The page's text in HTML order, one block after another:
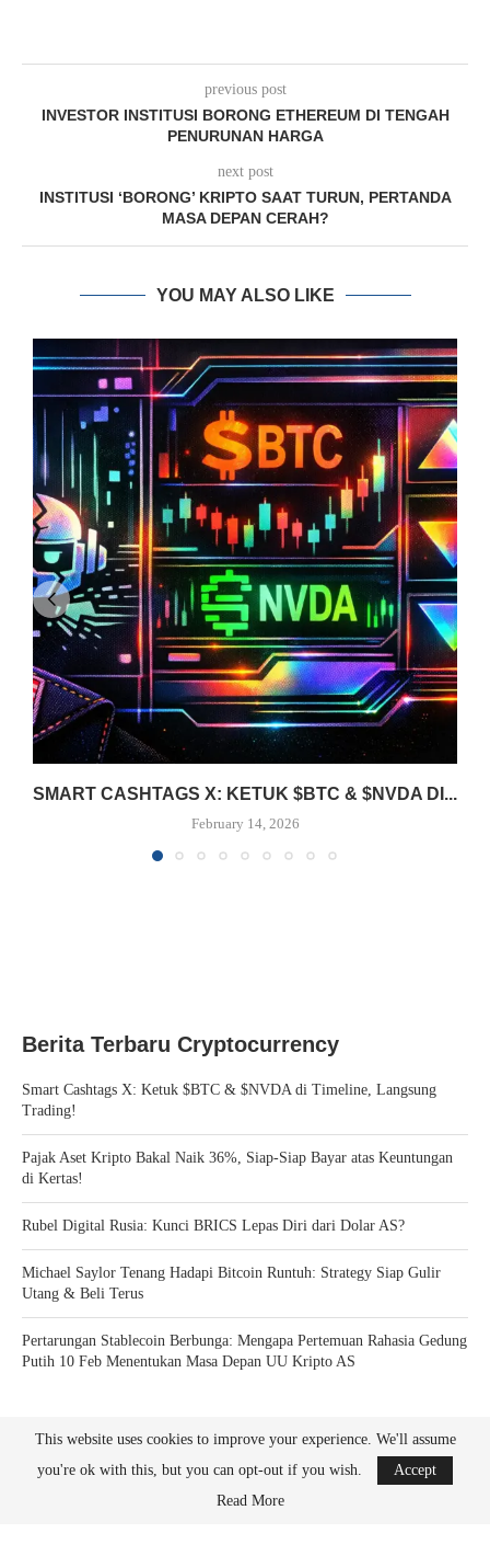
previous post
INVESTOR INSTITUSI BORONG ETHEREUM DI TENGAH
PENURUNAN HARGA
next post
INSTITUSI ‘BORONG’ KRIPTO SAAT TURUN, PERTANDA
MASA DEPAN CERAH?
YOU MAY ALSO LIKE
SMART CASHTAGS X: KETUK $BTC & $NVDA DI...
February 14, 2026
Berita Terbaru Cryptocurrency
Smart Cashtags X: Ketuk $BTC & $NVDA di Timeline, Langsung
Trading!
Pajak Aset Kripto Bakal Naik 36%, Siap-Siap Bayar atas Keuntungan
di Kertas!
Rubel Digital Rusia: Kunci BRICS Lepas Diri dari Dolar AS?
Michael Saylor Tenang Hadapi Bitcoin Runtuh: Strategy Siap Gulir
Utang & Beli Terus
Pertarungan Stablecoin Berbunga: Mengapa Pertemuan Rahasia Gedung
Putih 10 Feb Menentukan Masa Depan UU Kripto AS
Bitcoin News Crypto is the leader in news and information on cryptocurrency, digital
This website uses cookies to improve your experience. We'll assume
you're ok with this, but you can opt-out if you wish.
Accept
Read More